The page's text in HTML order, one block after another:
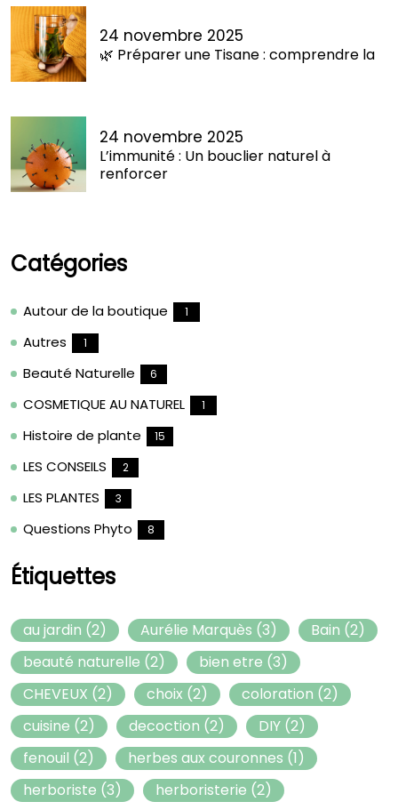
24 novembre 2025
🌿 Préparer une Tisane : comprendre la
24 novembre 2025
L’immunité : Un bouclier naturel à
renforcer
Catégories
Autour de la boutique 1
Autres 1
Beauté Naturelle 6
COSMETIQUE AU NATUREL 1
Histoire de plante 15
LES CONSEILS 2
LES PLANTES 3
Questions Phyto 8
Étiquettes
au jardin (2) Aurélie Marquès (3) Bain (2)
beauté naturelle (2) bien etre (3)
CHEVEUX (2) choix (2) coloration (2)
cuisine (2) decoction (2) DIY (2)
fenouil (2) herbes aux couronnes (1)
herboriste (3) herboristerie (2)